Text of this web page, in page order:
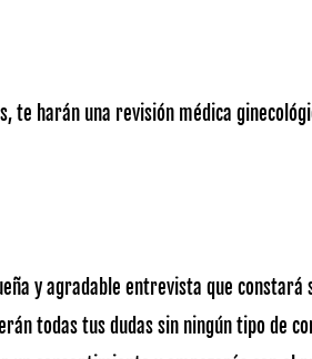
harán una revisión médica
y agradable entrevista que
todas tus dudas sin ningún tipo de